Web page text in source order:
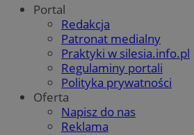
Portal
Redakcja
Patronat medialny
Praktyki w silesia.info.pl
Regulaminy portali
Polityka prywatności
Oferta
Napisz do nas
Reklama